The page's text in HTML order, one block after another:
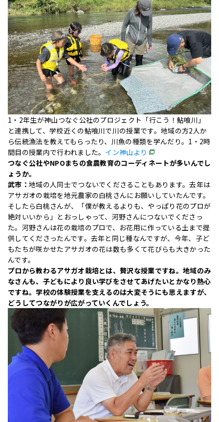
1・2年生が神山つなぐ公社のプロジェクト「行こう！鮎喰川」
と連携して、学校近くの鮎喰川で川の授業です。地域の方2人か
ら伝統漁法を教えてもらったり、川魚の種類を学んだり。1・2時
間目の授業内で行われました。 イン神山より
つなぐ公社やNPOまちの食農教育のコーディネートが多いんでし
ょうか。
武市： 地域の人同士でつないでくださることもあります。去年は
アサガオの栽培を地元農家の白桃さんにお願いしていたんです。
そしたら白桃さんが、「僕が教えるよりも、やっぱり花のプロが
絶対いいから」とおっしゃって、河野さんにつないでくださっ
た。河野さんは花の栽培のプロで、お花用に作っている土まで提
供してくださったんです。去年と同じ種なんですが、今年、子ど
もたちが咲かせたアサガオの花は数も多くて花びらも大きかった
んです。
プロから教わるアサガオ栽培とは、贅沢な授業ですね。地域のみ
なさんも、子どもにより良い学びをさせてあげたいとかなり熱心
ですね。学校の体験授業を支えるのは大変そうにも思えますが、
どうしてつながりが広がっていくんでしょう。